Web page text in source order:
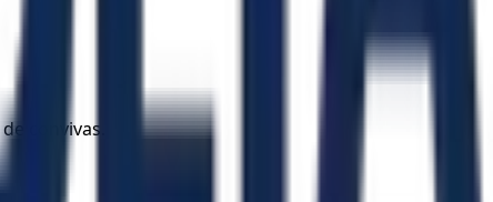
convivas.